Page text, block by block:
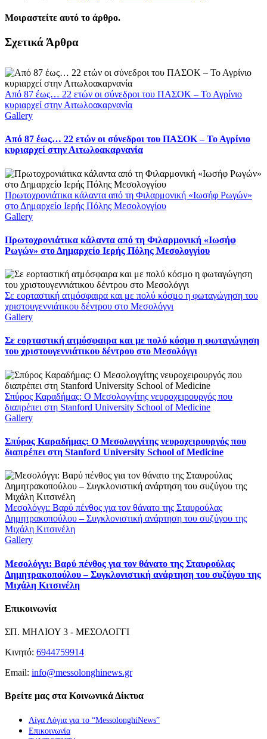
Μοιραστείτε αυτό το άρθρο.
Facebook
X
LinkedIn
WhatsApp
Email
Σχετικά Άρθρα
Από 87 έως… 22 ετών οι σύνεδροι του ΠΑΣΟΚ – Το Αγρίνιο
κυριαρχεί στην Αιτωλοακαρνανία
Gallery
Από 87 έως… 22 ετών οι σύνεδροι του ΠΑΣΟΚ – Το Αγρίνιο
κυριαρχεί στην Αιτωλοακαρνανία
Πρωτοχρονιάτικα κάλαντα από τη Φιλαρμονική «Ιωσήφ Ρωγών»
στο Δημαρχείο Ιερής Πόλης Μεσολογγίου
Gallery
Πρωτοχρονιάτικα κάλαντα από τη Φιλαρμονική «Ιωσήφ
Ρωγών» στο Δημαρχείο Ιερής Πόλης Μεσολογγίου
Σε εορταστική ατμόσφαιρα και με πολύ κόσμο η φωταγώγηση του
χριστουγεννιάτικου δέντρου στο Μεσολόγγι
Gallery
Σε εορταστική ατμόσφαιρα και με πολύ κόσμο η φωταγώγηση
του χριστουγεννιάτικου δέντρου στο Μεσολόγγι
Σπύρος Καραδήμας: Ο Μεσολογγίτης νευροχειρουργός που
διαπρέπει στη Stanford University School of Medicine
Gallery
Σπύρος Καραδήμας: Ο Μεσολογγίτης νευροχειρουργός που
διαπρέπει στη Stanford University School of Medicine
Μεσολόγγι: Βαρύ πένθος για τον θάνατο της Σταυρούλας
Δημητρακοπούλου – Συγκλονιστική ανάρτηση του συζύγου της
Μιχάλη Κιτσινέλη
Gallery
Μεσολόγγι: Βαρύ πένθος για τον θάνατο της Σταυρούλας
Δημητρακοπούλου – Συγκλονιστική ανάρτηση του συζύγου της
Μιχάλη Κιτσινέλη
Επικοινωνία
ΣΠ. ΜΗΛΙΟΥ 3 - ΜΕΣΟΛΟΓΓΙ
Κινητό: 6944759914
Email: info@messolonghinews.gr
Βρείτε μας στα Κοινωνικά Δίκτυα
Λίγα Λόγια για το “MessolonghiNews”
Επικοινωνία